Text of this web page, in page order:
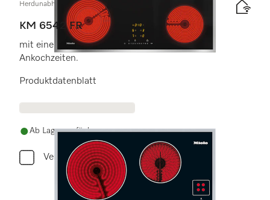
Herdunabhängiges Elektrokochfeld
KM 6542 FR
mit einer ExtraSpeed-Kochzone für kürzeste
Ankochzeiten.
Produktdatenblatt
Ab Lager verfügbar
Vergleichen